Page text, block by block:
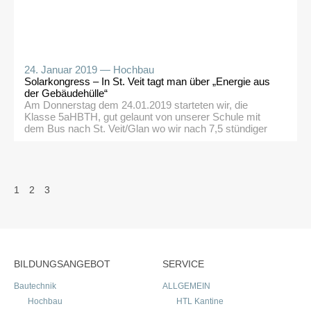
24. Januar 2019 — Hochbau
Solarkongress – In St. Veit tagt man über „Energie aus
der Gebäudehülle“
Am Donnerstag dem 24.01.2019 starteten wir, die
Klasse 5aHBTH, gut gelaunt von unserer Schule mit
dem Bus nach St. Veit/Glan wo wir nach 7,5 stündiger
SEITENNUMMERIERUNG
1 2 3
BILDUNGSANGEBOT
Bautechnik
Hochbau
SERVICE
ALLGEMEIN
HTL Kantine